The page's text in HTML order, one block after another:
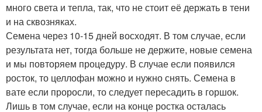
много света и тепла, так, что не стоит её держать в тени
и на сквозняках.
Семена через 10-15 дней восходят. В том случае, если
результата нет, тогда больше не держите, новые семена
и мы повторяем процедуру. В случае если появился
росток, то целлофан можно и нужно снять. Семена в
вате если проросли, то следует пересадить в горшок.
Лишь в том случае, если на конце ростка осталась